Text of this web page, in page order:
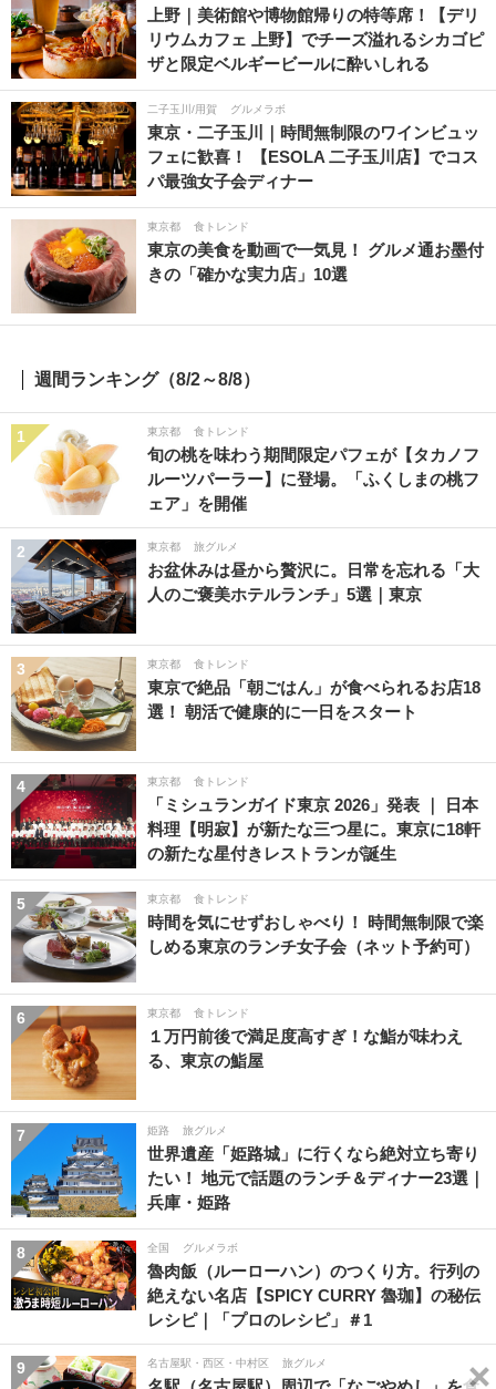
上野｜美術館や博物館帰りの特等席！【デリ
リウムカフェ 上野】でチーズ溢れるシカゴピ
ザと限定ベルギービールに酔いしれる
二子玉川/用賀 グルメラボ
東京・二子玉川｜時間無制限のワインビュッ
フェに歓喜！ 【ESOLA 二子玉川店】でコス
パ最強女子会ディナー
東京都 食トレンド
東京の美食を動画で一気見！ グルメ通お墨付
きの「確かな実力店」10選
週間ランキング（8/2～8/8）
1 東京都 食トレンド
旬の桃を味わう期間限定パフェが【タカノフ
ルーツパーラー】に登場。「ふくしまの桃フ
ェア」を開催
2 東京都 旅グルメ
お盆休みは昼から贅沢に。日常を忘れる「大
人のご褒美ホテルランチ」5選｜東京
3 東京都 食トレンド
東京で絶品「朝ごはん」が食べられるお店18
選！ 朝活で健康的に一日をスタート
4 東京都 食トレンド
「ミシュランガイド東京 2026」発表 ｜ 日本
料理【明寂】が新たな三つ星に。東京に18軒
の新たな星付きレストランが誕生
5 東京都 食トレンド
時間を気にせずおしゃべり！ 時間無制限で楽
しめる東京のランチ女子会（ネット予約可）
6 東京都 食トレンド
１万円前後で満足度高すぎ！な鮨が味わえ
る、東京の鮨屋
7 姫路 旅グルメ
世界遺産「姫路城」に行くなら絶対立ち寄り
たい！ 地元で話題のランチ＆ディナー23選｜
兵庫・姫路
8 全国 グルメラボ
魯肉飯（ルーローハン）のつくり方。行列の
絶えない名店【SPICY CURRY 魯珈】の秘伝
レシピ｜「プロのレシピ」＃1
9 名古屋駅・西区・中村区 旅グルメ